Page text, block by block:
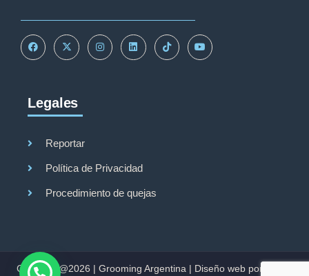
Legales
Reportar
Política de Privacidad
Procedimiento de quejas
Copyright@2026 | Grooming Argentina | Diseño web por Studio